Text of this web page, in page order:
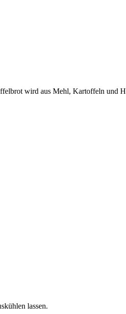
wird aus Mehl, Kartoffeln und
lassen.